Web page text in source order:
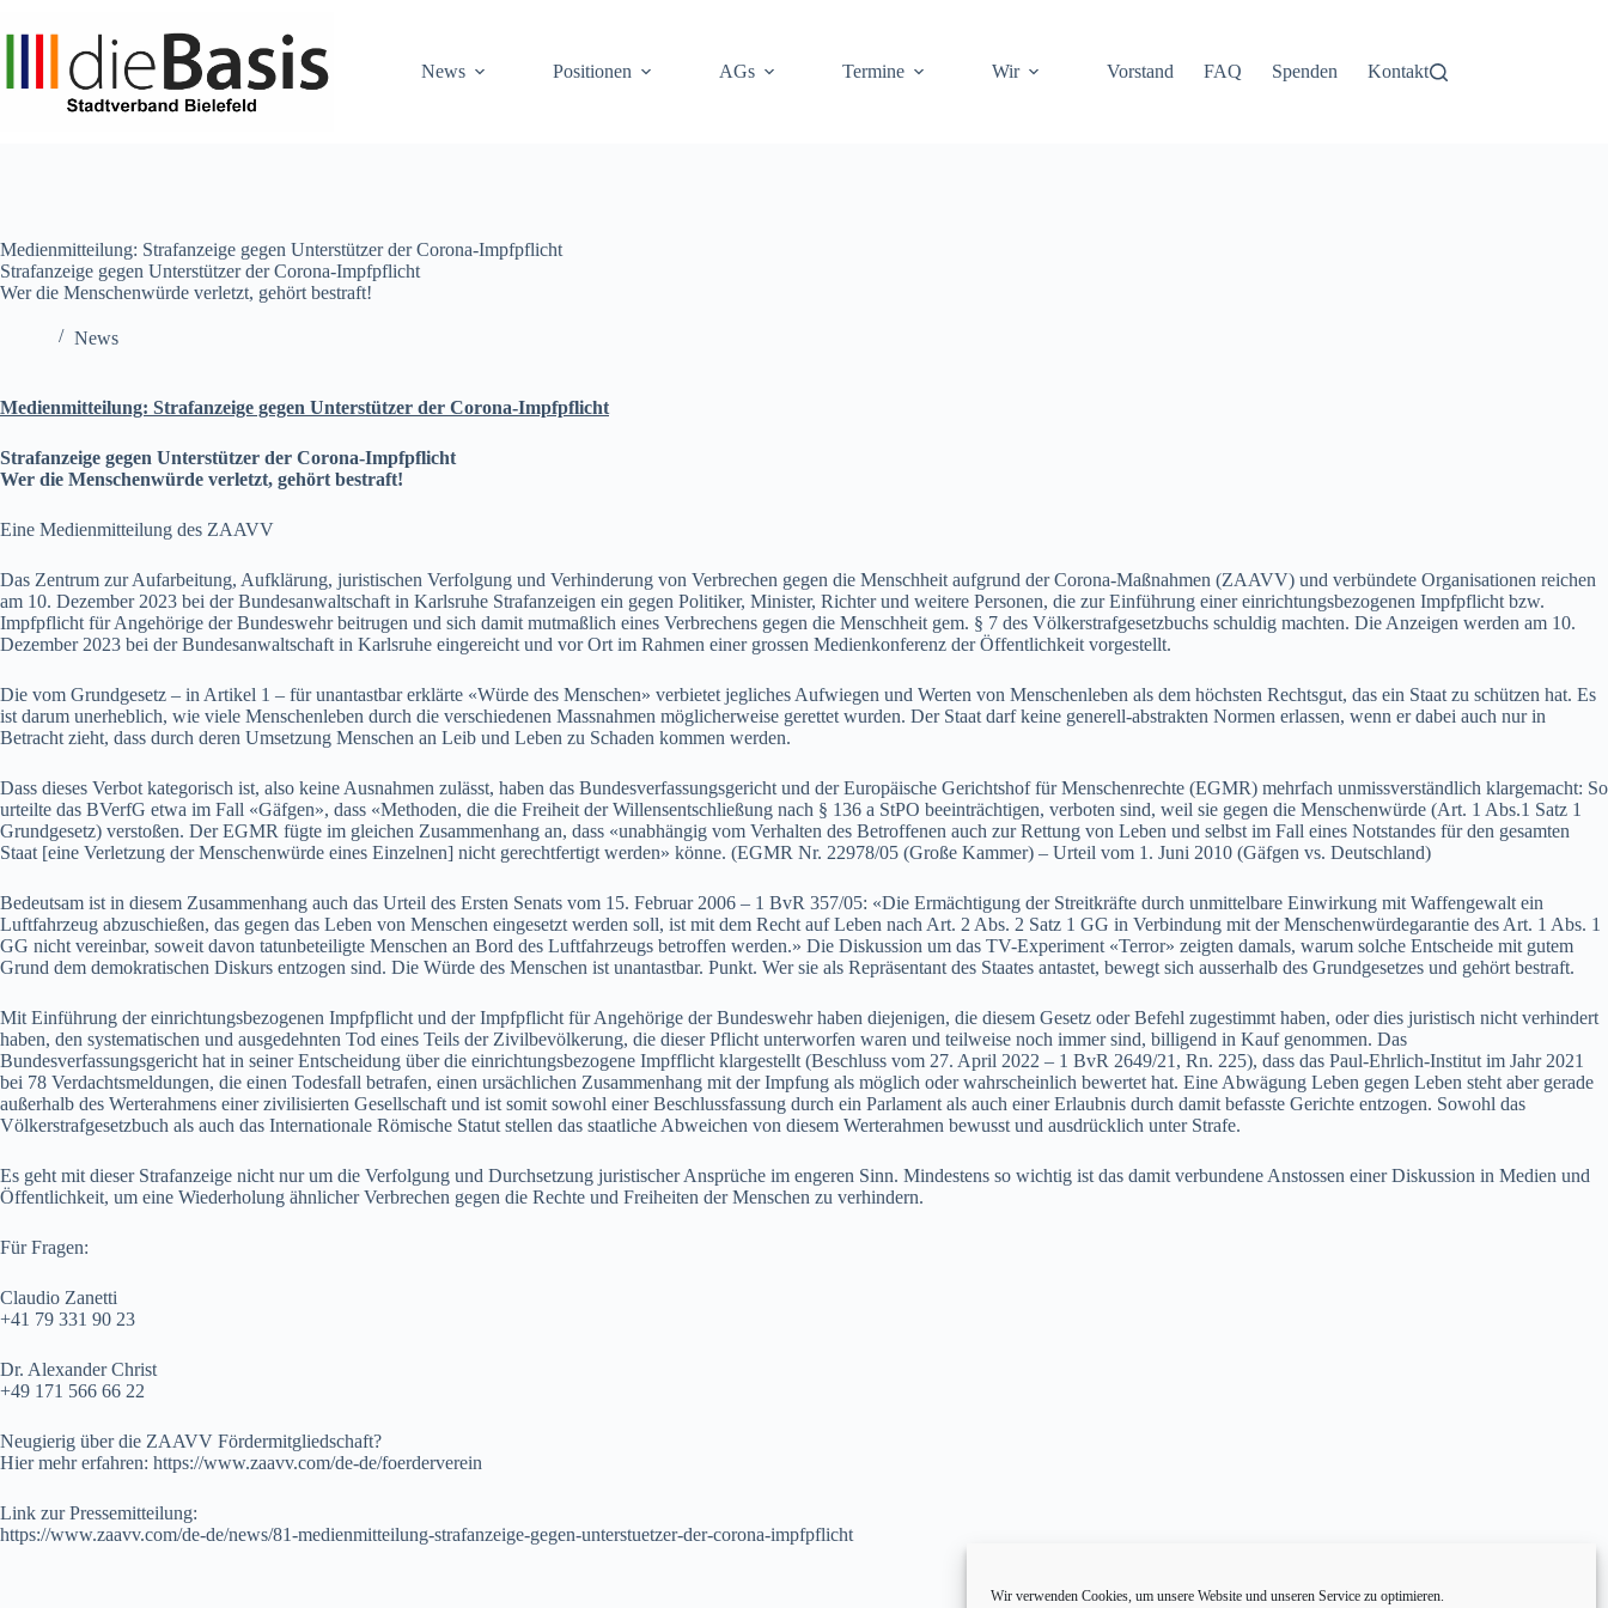
Wir verwenden Cookies, um unsere Website und unseren Service zu optimieren.
Inhalt
News
Positionen AGs Termine Wir Vorstand FAQ Spenden Kontakt
Medienmitteilung: Strafanzeige gegen Unterstützer der Corona-Impfpflicht
Strafanzeige gegen Unterstützer der Corona-Impfpflicht
Wer die Menschenwürde verletzt, gehört bestraft!
News
Medienmitteilung: Strafanzeige gegen Unterstützer der Corona-Impfpflicht
Strafanzeige gegen Unterstützer der Corona-Impfpflicht
Wer die Menschenwürde verletzt, gehört bestraft!
Eine Medienmitteilung des ZAAVV
Das Zentrum zur Aufarbeitung, Aufklärung, juristischen Verfolgung und Verhinderung von Verbrechen gegen die Menschheit aufgrund der Corona-Maßnahmen (ZAAVV) und verbündete Organisationen reichen
am 10. Dezember 2023 bei der Bundesanwaltschaft in Karlsruhe Strafanzeigen ein gegen Politiker, Minister, Richter und weitere Personen, die zur Einführung einer einrichtungsbezogenen Impfpflicht bzw.
Impfpflicht für Angehörige der Bundeswehr beitrugen und sich damit mutmaßlich eines Verbrechens gegen die Menschheit gem. § 7 des Völkerstrafgesetzbuchs schuldig machten. Die Anzeigen werden am 10.
Dezember 2023 bei der Bundesanwaltschaft in Karlsruhe eingereicht und vor Ort im Rahmen einer grossen Medienkonferenz der Öffentlichkeit vorgestellt.
Die vom Grundgesetz – in Artikel 1 – für unantastbar erklärte «Würde des Menschen» verbietet jegliches Aufwiegen und Werten von Menschenleben als dem höchsten Rechtsgut, das ein Staat zu schützen hat. Es
ist darum unerheblich, wie viele Menschenleben durch die verschiedenen Massnahmen möglicherweise gerettet wurden. Der Staat darf keine generell-abstrakten Normen erlassen, wenn er dabei auch nur in
Betracht zieht, dass durch deren Umsetzung Menschen an Leib und Leben zu Schaden kommen werden.
Dass dieses Verbot kategorisch ist, also keine Ausnahmen zulässt, haben das Bundesverfassungsgericht und der Europäische Gerichtshof für Menschenrechte (EGMR) mehrfach unmissverständlich klargemacht: So
urteilte das BVerfG etwa im Fall «Gäfgen», dass «Methoden, die die Freiheit der Willensentschließung nach § 136 a StPO beeinträchtigen, verboten sind, weil sie gegen die Menschenwürde (Art. 1 Abs.1 Satz 1
Grundgesetz) verstoßen. Der EGMR fügte im gleichen Zusammenhang an, dass «unabhängig vom Verhalten des Betroffenen auch zur Rettung von Leben und selbst im Fall eines Notstandes für den gesamten
Staat [eine Verletzung der Menschenwürde eines Einzelnen] nicht gerechtfertigt werden» könne. (EGMR Nr. 22978/05 (Große Kammer) – Urteil vom 1. Juni 2010 (Gäfgen vs. Deutschland)
Bedeutsam ist in diesem Zusammenhang auch das Urteil des Ersten Senats vom 15. Februar 2006 – 1 BvR 357/05: «Die Ermächtigung der Streitkräfte durch unmittelbare Einwirkung mit Waffengewalt ein
Luftfahrzeug abzuschießen, das gegen das Leben von Menschen eingesetzt werden soll, ist mit dem Recht auf Leben nach Art. 2 Abs. 2 Satz 1 GG in Verbindung mit der Menschenwürdegarantie des Art. 1 Abs. 1
GG nicht vereinbar, soweit davon tatunbeteiligte Menschen an Bord des Luftfahrzeugs betroffen werden.» Die Diskussion um das TV-Experiment «Terror» zeigten damals, warum solche Entscheide mit gutem
Grund dem demokratischen Diskurs entzogen sind. Die Würde des Menschen ist unantastbar. Punkt. Wer sie als Repräsentant des Staates antastet, bewegt sich ausserhalb des Grundgesetzes und gehört bestraft.
Mit Einführung der einrichtungsbezogenen Impfpflicht und der Impfpflicht für Angehörige der Bundeswehr haben diejenigen, die diesem Gesetz oder Befehl zugestimmt haben, oder dies juristisch nicht verhindert
haben, den systematischen und ausgedehnten Tod eines Teils der Zivilbevölkerung, die dieser Pflicht unterworfen waren und teilweise noch immer sind, billigend in Kauf genommen. Das
Bundesverfassungsgericht hat in seiner Entscheidung über die einrichtungsbezogene Impfflicht klargestellt (Beschluss vom 27. April 2022 – 1 BvR 2649/21, Rn. 225), dass das Paul-Ehrlich-Institut im Jahr 2021
bei 78 Verdachtsmeldungen, die einen Todesfall betrafen, einen ursächlichen Zusammenhang mit der Impfung als möglich oder wahrscheinlich bewertet hat. Eine Abwägung Leben gegen Leben steht aber gerade
außerhalb des Werterahmens einer zivilisierten Gesellschaft und ist somit sowohl einer Beschlussfassung durch ein Parlament als auch einer Erlaubnis durch damit befasste Gerichte entzogen. Sowohl das
Völkerstrafgesetzbuch als auch das Internationale Römische Statut stellen das staatliche Abweichen von diesem Werterahmen bewusst und ausdrücklich unter Strafe.
Es geht mit dieser Strafanzeige nicht nur um die Verfolgung und Durchsetzung juristischer Ansprüche im engeren Sinn. Mindestens so wichtig ist das damit verbundene Anstossen einer Diskussion in Medien und
Öffentlichkeit, um eine Wiederholung ähnlicher Verbrechen gegen die Rechte und Freiheiten der Menschen zu verhindern.
Für Fragen:
Claudio Zanetti
+41 79 331 90 23
Dr. Alexander Christ
+49 171 566 66 22
Neugierig über die ZAAVV Fördermitgliedschaft?
Hier mehr erfahren: https://www.zaavv.com/de-de/foerderverein
Link zur Pressemitteilung:
https://www.zaavv.com/de-de/news/81-medienmitteilung-strafanzeige-gegen-unterstuetzer-der-corona-impfpflicht